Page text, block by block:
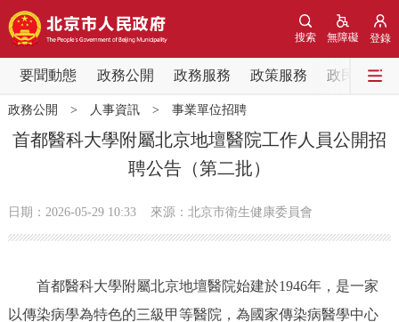
登錄
無障礙
搜索
要聞動態 政務公開 政務服務 政策服務 政民互動
要聞動態
黨中央精神 國務院資訊
會議資訊
市領導 機構職能 政策服務
政務公開 > 人事資訊> 事業單位招聘
首都醫科大學附屬北京地壇醫院工作人員公開招
聘公告（第二批）
日期：2026-05-29 10:33 來源：北京市衛生健康委員會
首都醫科大學附屬北京地壇醫院始建於1946年，是一家
以傳染病學為特色的三級甲等醫院，為國家傳染病醫學中心